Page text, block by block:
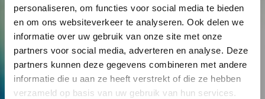
personaliseren, om functies voor social media te bieden
en om ons websiteverkeer te analyseren. Ook delen we
informatie over uw gebruik van onze site met onze
partners voor social media, adverteren en analyse. Deze
partners kunnen deze gegevens combineren met andere
informatie die u aan ze heeft verstrekt of die ze hebben
verzameld op basis van uw gebruik van hun services.